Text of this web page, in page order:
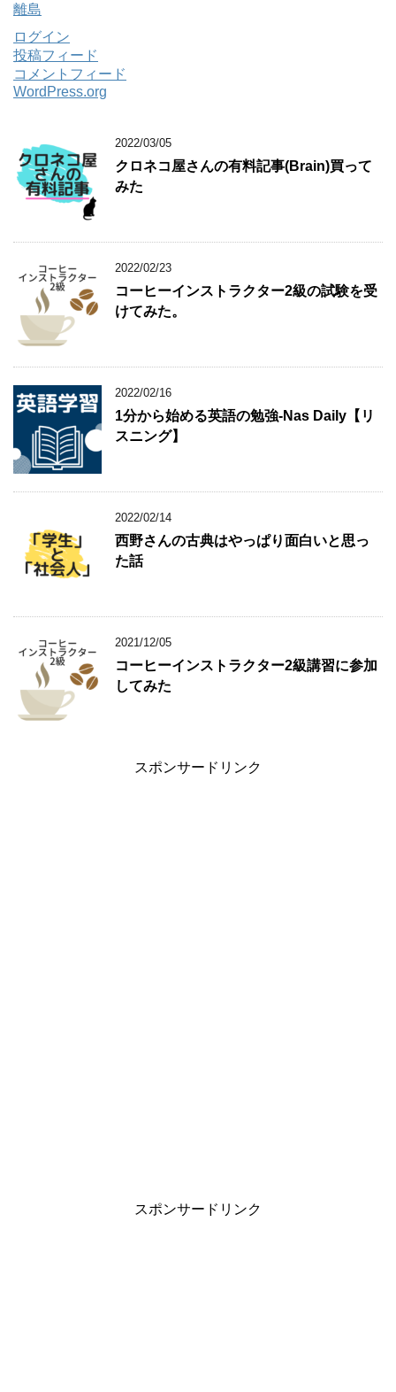
離島
ログイン
投稿フィード
コメントフィード
WordPress.org
2022/03/05
クロネコ屋さんの有料記事(Brain)買って
みた
2022/02/23
コーヒーインストラクター2級の試験を受
けてみた。
2022/02/16
1分から始める英語の勉強-Nas Daily【リ
スニング】
2022/02/14
西野さんの古典はやっぱり面白いと思っ
た話
2021/12/05
コーヒーインストラクター2級講習に参加
してみた
スポンサードリンク
スポンサードリンク